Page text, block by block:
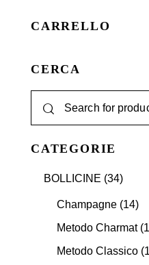
CARRELLO
CERCA
CATEGORIE
BOLLICINE (34)
Champagne (14)
Metodo Charmat
Metodo Classico